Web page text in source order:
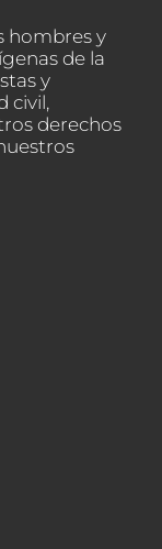
hombres y
de la
y
civil,
derechos